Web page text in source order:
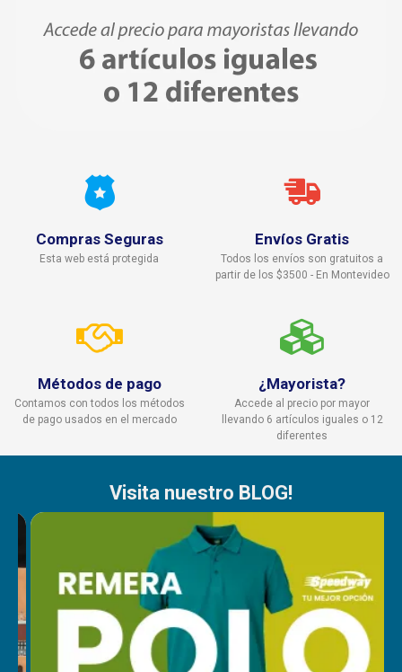
Compras Seguras
Esta web está protegida
Envíos Gratis
Todos los envíos son gratuitos a
partir de los $3500 - En Montevideo
Métodos de pago
Contamos con todos los métodos
de pago usados en el mercado
¿Mayorista?
Accede al precio por mayor
llevando 6 artículos iguales o 12
diferentes
Visita nuestro BLOG!